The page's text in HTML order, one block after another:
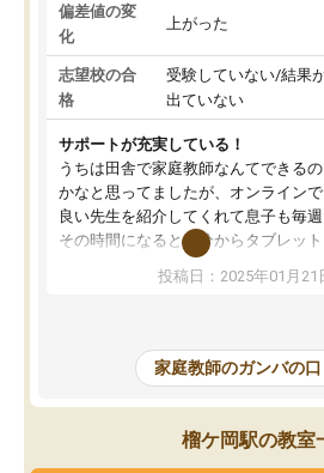
偏差値の変
化
上がった
志望校の合
格
受験していない/結果
出ていない
サポートが充実している！
うちは田舎で家庭教師なんてできるの
かなと思ってましたが、オンラインで
良い先生を紹介してくれて息子も毎週
その時間になると自分からタブレット
を開いてzoomを繋げるようになりまし
た！5科目なんでもOKなのもとても気
めて1年ほどだった今では平均点以上
科目が増えてきました！あと1年受験
であるので無料の週末教室を使用しな
がら頑張って欲しいと思います！
投稿日：2025年01月21
家庭教師のガンバの
榴ケ岡駅の教室